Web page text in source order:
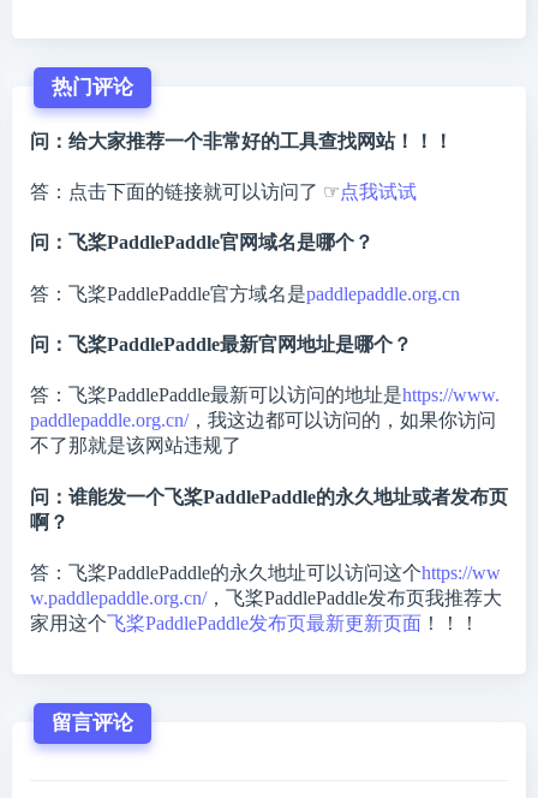
热门评论
问：给大家推荐一个非常好的工具查找网站！！！
答：点击下面的链接就可以访问了 ☞点我试试
问：飞桨PaddlePaddle官网域名是哪个？
答：飞桨PaddlePaddle官方域名是paddlepaddle.org.cn
问：飞桨PaddlePaddle最新官网地址是哪个？
答：飞桨PaddlePaddle最新可以访问的地址是https://www.
paddlepaddle.org.cn/，我这边都可以访问的，如果你访问
不了那就是该网站违规了
问：谁能发一个飞桨PaddlePaddle的永久地址或者发布页
啊？
答：飞桨PaddlePaddle的永久地址可以访问这个https://ww
w.paddlepaddle.org.cn/，飞桨PaddlePaddle发布页我推荐大
家用这个飞桨PaddlePaddle发布页最新更新页面 ！！！
留言评论